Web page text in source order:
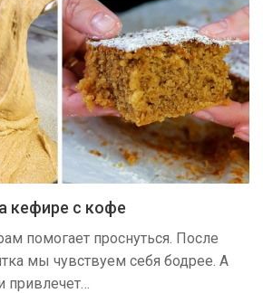
кефире с кофе
помогает проснуться. После
мы чувствуем себя бодрее. А
привлечет…